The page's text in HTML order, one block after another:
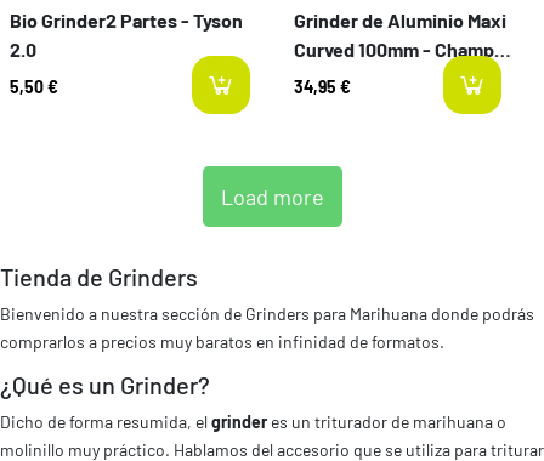
Bio Grinder2 Partes - Tyson
2.0
5,50 €
Grinder de Aluminio Maxi
Curved 100mm - Champ
High
34,95 €
Load more
Tienda de Grinders
Bienvenido a nuestra sección de Grinders para Marihuana donde podrás
comprarlos a precios muy baratos en infinidad de formatos.
¿Qué es un Grinder?
Dicho de forma resumida, elgrinderes un triturador de marihuana o
molinillo muy práctico. Hablamos del accesorio que se utiliza para triturar